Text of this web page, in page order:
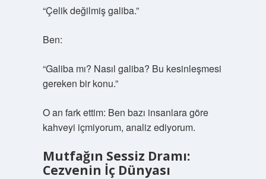
“Çelik değilmiş galiba.”
Ben:
“Galiba mı? Nasıl galiba? Bu kesinleşmesi
gereken bir konu.”
O an fark ettim: Ben bazı insanlara göre
kahveyi içmiyorum, analiz ediyorum.
Mutfağın Sessiz Dramı:
Cezvenin İç Dünyası